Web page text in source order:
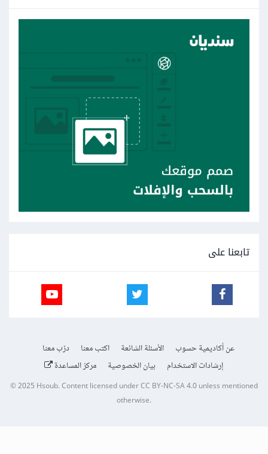
تابعنا على
عن أكاديمية حسوب الأسئلة الشائعة اكتب معنا
درّب معنا
إرشادات الاستخدام
بيان الخصوصية مركز المساعدة
© 2025 Hsoub.Content licensed underCC BY-NC-SA 4.0unless mentioned
otherwise.